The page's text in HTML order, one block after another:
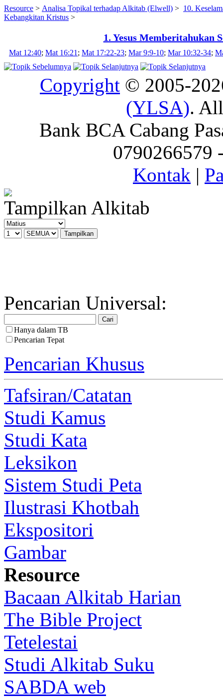
Resource > Analisa Topikal terhadap Alkitab (Elwell) > 10.
Kebangkitan Kristus >
1. Yesus Memberitahukan
Mat 12:40; Mat 16:21 ; Mat 17:22-23; Mar 9:9-10; Mar 10:32-34;
Copyright © 2005-
(YLSA).
Bank BCA Cabang
0790266579
Kontak |
Tampilkan Alkitab
Pencarian Universal:
Hanya dalam TB
Pencarian Tepat
Pencarian Khusus
Tafsiran/Catatan
Studi Kamus
Studi Kata
Leksikon
Sistem Studi Peta
Ilustrasi Khotbah
Ekspositori
Gambar
Resource
Bacaan Alkitab Harian
The Bible Project
Tetelestai
Studi Alkitab Suku
SABDA web